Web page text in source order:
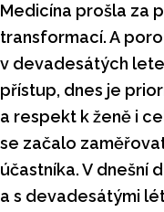
Medicína prošla za
transformací. A
v devadesátých
přístup, dnes je
a respekt k ženě i
se začalo
účastníka. V dnešní
a s devadesátými